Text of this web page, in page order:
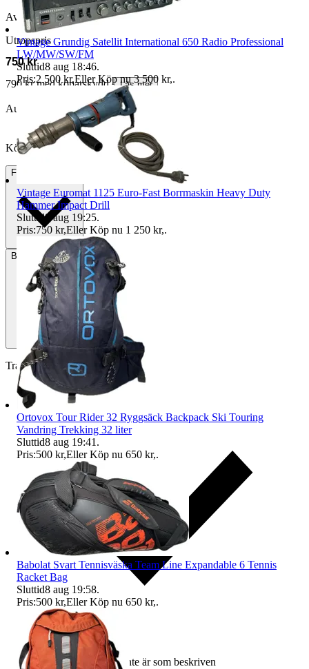
Avslutad 15 maj 18:55
Utropspris
750 kr
790 kr med köparskydd. Läs mer
Auktionen avslutades utan bud
Köpförfrågan är tyvärr inte tillgänglig.
Frakt
BetalningVia Tradera
Traderas köparskydd
Ersättning om varan inte är som beskriven
Vintage Grundig Satellit International 650 Radio Professional
LW/MW/SW/FM
Sluttid8 aug 18:46.
Pris:2 500 kr,Eller Köp nu 3 500 kr,.
Vintage Euromat 1125 Euro-Fast Borrmaskin Heavy Duty
Hammer Impact Drill
Sluttid8 aug 19:25.
Pris:750 kr,Eller Köp nu 1 250 kr,.
Ortovox Tour Rider 32 Ryggsäck Backpack Ski Touring
Vandring Trekking 32 liter
Sluttid8 aug 19:41 .
Pris:500 kr,Eller Köp nu 650 kr,.
Babolat Svart Tennisväska Team Line Expandable 6 Tennis
Racket Bag
Sluttid8 aug 19:58.
Pris:500 kr,Eller Köp nu 650 kr,.